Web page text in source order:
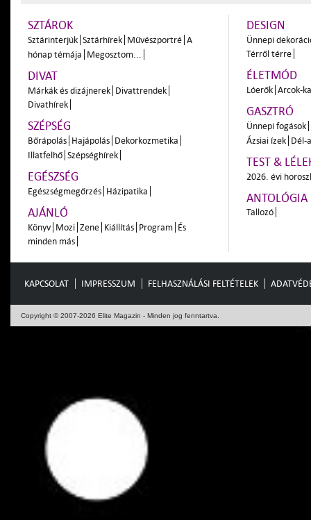
SZTÁROK
Sztárinterjúk Sztárhírek Művészportré A
hónap témája Megosztom...
DIVAT
Márkák és dizájnerek Divattrendek
Divathírek
SZÉPSÉG
Bőrápolás Hajápolás Dekorkozmetika
Illatfelhő Szépséghírek
EGÉSZSÉG
Egészségmegőrzés Házipatika
AJÁNLÓ
Könyv Mozi Zene Kiállítás Program És
minden más
DESIGN
Ünnepi
Térről térre
ÉLETMÓD
Lóerők Arcok-
GASZTRÓ
Ünnepi fogások
Ázsiai ízek Dél-
TEST &
2026. évi
ANTOLÓGIA
Tallozó
KAPCSOLAT IMPRESSZUM FELHASZNÁLÁSI FELTÉTELEK
Copyright © 2007-2026 Elite Magazin - Minden jog fenntartva.